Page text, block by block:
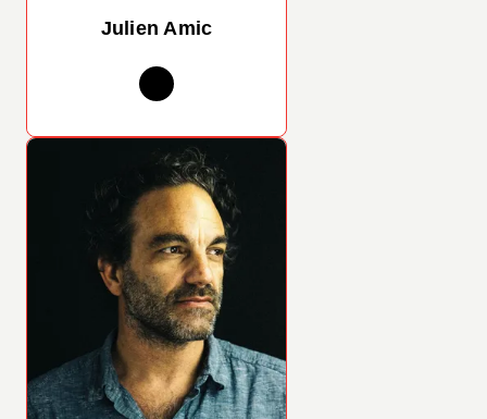
Julien Amic